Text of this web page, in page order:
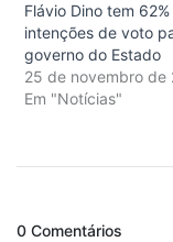
Flávio Dino tem
intenções de voto
governo do Estado
25 de novembro de
Em "Notícias"
0 Comentários